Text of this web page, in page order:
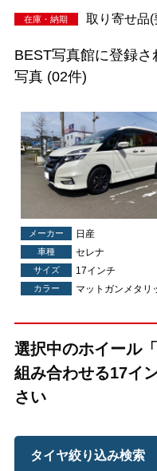
在庫・納期 取り寄せ品
BEST写真館に登録
写真(02件)
メーカー 日産
車種 セレナ
サイズ 17インチ
カラー マットガンメタリ
選択中のホイール
組み合わせる17イ
さい
タイヤ絞り込み検索